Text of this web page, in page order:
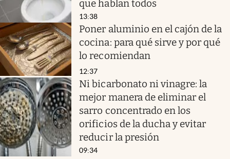
que hablan todos
13:38
Poner aluminio en el cajón de la
cocina: para qué sirve y por qué
lo recomiendan
12:37
Ni bicarbonato ni vinagre: la
mejor manera de eliminar el
sarro concentrado en los
orificios de la ducha y evitar
reducir la presión
09:34